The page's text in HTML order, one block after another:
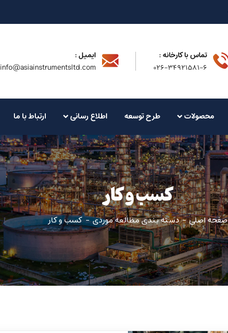
تماس با کارخانه :
۰۲۶-۳۴۹۲۱۵۸۱-۶
ایمیل :
info@asiainstrumentsltd.com
محصولات طرح توسعه اطلاع رسانی ارتباط با ما
کسب و کار
صفحه اصلی دسته بندی مطالعه موردی کسب و کار